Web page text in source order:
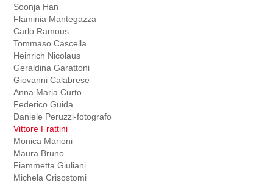
Soonja Han
Flaminia Mantegazza
Carlo Ramous
Tommaso Cascella
Heinrich Nicolaus
Geraldina Garattoni
Giovanni Calabrese
Anna Maria Curto
Federico Guida
Daniele Peruzzi-fotografo
Vittore Frattini
Monica Marioni
Maura Bruno
Fiammetta Giuliani
Michela Crisostomi